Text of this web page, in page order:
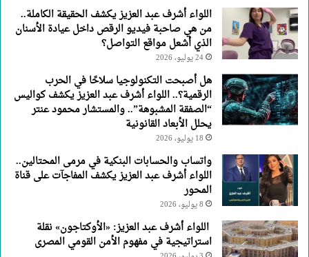
اللواء أشرف عبد العزيز يكشف الحقيقة الكاملة..
من هي صاحبة فيديو الرقص داخل عيادة الأسنان
الذي أشعل مواقع التواصل؟
24 يوليو، 2026
هل أصبحت التكنولوجيا سلاحًا في الحرب
الرقمية؟.. اللواء أشرف عبد العزيز يكشف كواليس
“الصفقة المشبوهة”.. والمستشار محمود عنتر
يحلل الأبعاد القانونية
18 يوليو، 2026
واتساب والحسابات البنكية في مرمى المحتالين..
اللواء أشرف عبد العزيز يكشف المفاجآت على قناة
المحور
8 يوليو، 2026
اللواء أشرف عبد العزيز: «الأوكتاجون» نقلة
استراتيجية في مفهوم الأمن القومي المصرى